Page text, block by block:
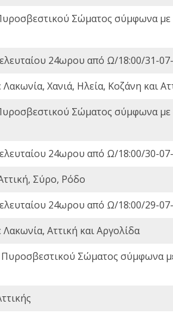
Σώματος σύμφωνα
24ωρου από Ω/18:00/31-
Χανιά, Ηλεία, Κοζάνη και
Σώματος σύμφωνα
24ωρου από Ω/18:00/30-
Σύρο, Ρόδο
24ωρου από Ω/18:00/29-
Αττική και Αργολίδα
Πυροσβεστικού Σώματος σύμφωνα